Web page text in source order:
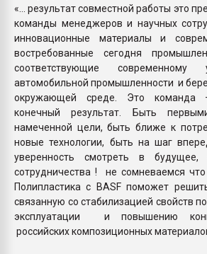
«… результат совместной работы это
команды менеджеров и научных
инновационные материалы и
востребованные сегодня
соответствующие современному
автомобильной промышленности и
окружающей среде. Это команда
конечный результат. Быть
намеченной цели, быть ближе к
новые технологии, быть на шаг
уверенность смотреть в
сотрудничества ! не сомневаемся
Полипластика с BASF поможет
связанную со стабилизацией свойств
эксплуатации и повышению
российских композиционных